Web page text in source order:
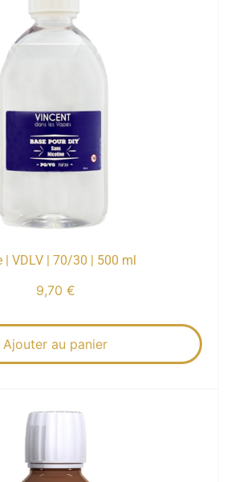
| VDLV | 70/30 | 500 ml
9,70 €
Ajouter au panier